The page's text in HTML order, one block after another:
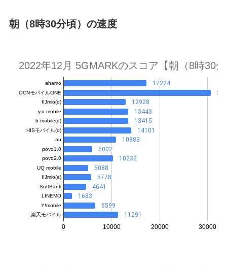
朝（8時30分頃）の速度